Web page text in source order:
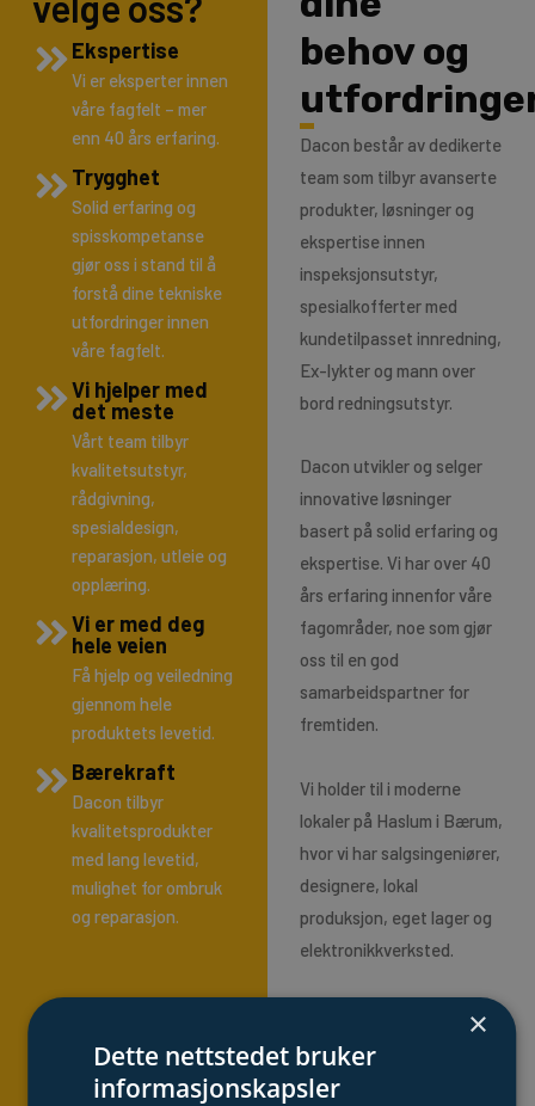
Ekspertise
Vi er eksperter innen
våre fagfelt – mer
enn 40 års erfaring.
Trygghet
Solid erfaring og
spisskompetanse
gjør oss i stand til å
forstå dine tekniske
utfordringer innen
våre fagfelt.
Vi hjelper med
det meste
Vårt team tilbyr
kvalitetsutstyr,
rådgivning,
spesialdesign,
reparasjon, utleie og
opplæring.
Vi er med deg
hele veien
Få hjelp og veiledning
gjennom hele
produktets levetid.
Bærekraft
Dacon tilbyr
kvalitetsprodukter
med lang levetid,
mulighet for ombruk
og reparasjon.
behov og
Dacon består av dedikerte
team som tilbyr avanserte
produkter, løsninger og
ekspertise innen
inspeksjonsutstyr,
spesialkofferter med
kundetilpasset innredning,
Ex-lykter og mann over
bord redningsutstyr.
Dacon utvikler og selger
innovative løsninger
basert på solid erfaring og
ekspertise. Vi har over 40
års erfaring innenfor våre
fagområder, noe som gjør
oss til en god
samarbeidspartner for
fremtiden.
Vi holder til i moderne
lokaler på Haslum i Bærum,
hvor vi har salgsingeniører,
designere, lokal
produksjon, eget lager og
elektronikkverksted.
kunders behov og
utfordringer gjennom
×
Dette nettstedet bruker
informasjonskapsler